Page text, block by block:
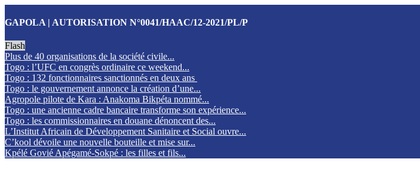
GAPOLA | AUTORISATION N°0041/HAAC/12-2021/PL/P
Flash
Plus de 40 organisations de la société civile...
Togo : l’UFC en congrès ordinaire ce weekend...
Togo : 132 fonctionnaires sanctionnés en deux ans
Togo : le gouvernement annonce la création d’une...
Agropole pilote de Kara : Anakoma Bikpéta nommé...
Togo : une ancienne cadre bancaire transforme son expérience...
Togo : les commissionnaires en douane dénoncent des...
L’Institut Africain de Développement Sanitaire et Social ouvre...
C’kool dévoile une nouvelle bouteille et mise sur...
Kpélé Govié Apégamé-Sokpé : les filles et fils...